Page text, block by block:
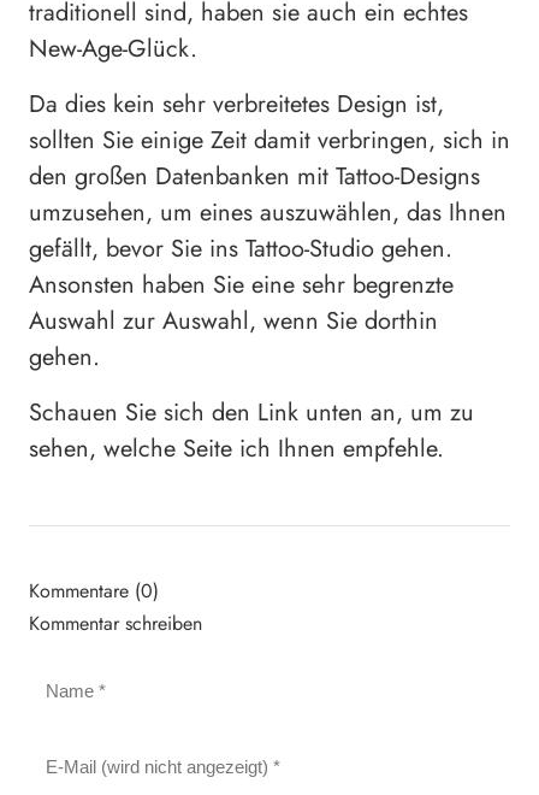
traditionell sind, haben sie auch ein echtes
New-Age-Glück.
Da dies kein sehr verbreitetes Design ist,
sollten Sie einige Zeit damit verbringen, sich in
den großen Datenbanken mit Tattoo-Designs
umzusehen, um eines auszuwählen, das Ihnen
gefällt, bevor Sie ins Tattoo-Studio gehen.
Ansonsten haben Sie eine sehr begrenzte
Auswahl zur Auswahl, wenn Sie dorthin
gehen.
Schauen Sie sich den Link unten an, um zu
sehen, welche Seite ich Ihnen empfehle.
Kommentare (0)
Kommentar schreiben